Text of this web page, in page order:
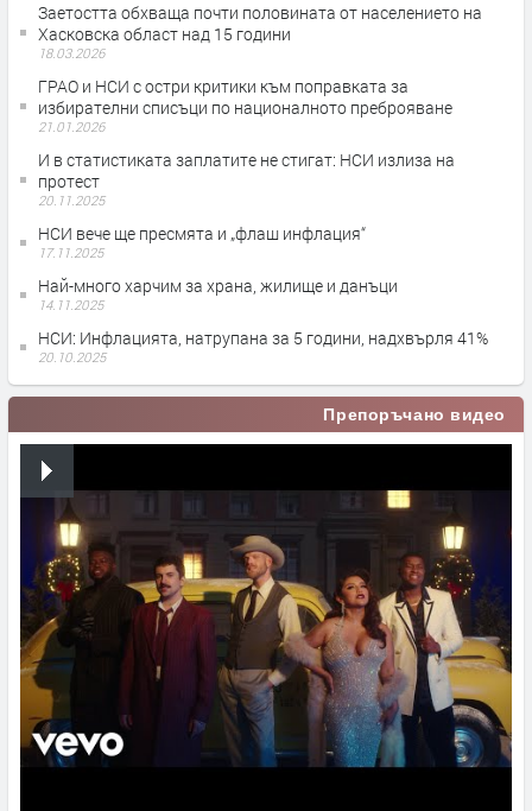
Заетостта обхваща почти половината от населението на
Хасковска област над 15 години
18.03.2026
ГРАО и НСИ с остри критики към поправката за
избирателни списъци по националното преброяване
21.01.2026
И в статистиката заплатите не стигат: НСИ излиза на
протест
20.11.2025
НСИ вече ще пресмята и „флаш инфлация“
17.11.2025
Най-много харчим за храна, жилище и данъци
14.11.2025
НСИ: Инфлацията, натрупана за 5 години, надхвърля 41%
20.10.2025
Препоръчано видео